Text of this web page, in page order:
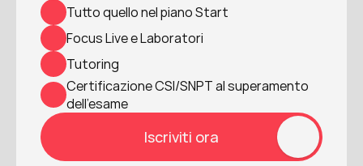
Tutto quello nel piano Start
Focus Live e Laboratori
Tutoring
Certificazione CSI/SNPT al superamento
dell’esame
Iscriviti ora